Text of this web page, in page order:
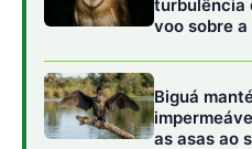
O episódio reforçou a
preventivas combinadas
pesquisadores. Ao
localização exata do ninho e
necessário para não